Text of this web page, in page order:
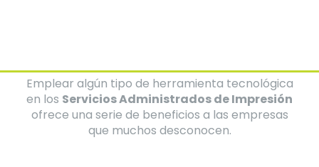
Emplear algún tipo de herramienta tecnológica
en los Servicios Administrados de Impresión
ofrece una serie de beneficios a las empresas
que muchos desconocen.